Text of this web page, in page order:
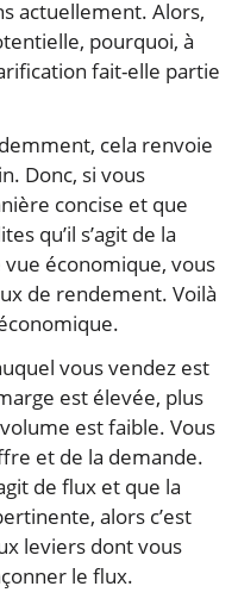
actuellement. Alors,
pourquoi, à
fait-elle partie
cela renvoie
Donc, si vous
concise et que
qu’il s’agit de la
économique, vous
de rendement. Voilà
vous vendez est
est élevée, plus
est faible. Vous
et de la demande.
de flux et que la
alors c’est
leviers dont vous
le flux.